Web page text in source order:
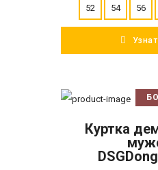
52 54 56
В
Куртка